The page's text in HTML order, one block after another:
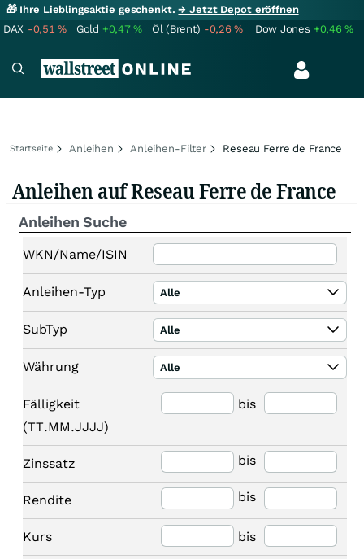
🎁 Ihre Lieblingsaktie geschenkt.→ Jetzt Depot eröffnen
DAX -0,51% Gold +0,47% Öl (Brent) -0,26% Dow Jones +0,46%
Startseite Anleihen Anleihen-Filter Reseau Ferre de France
Anleihen auf Reseau Ferre de France
Anleihen Suche
WKN/Name/ISIN
Anleihen-Typ Alle
SubTyp Alle
Währung Alle
Fälligkeit
(TT.MM.JJJJ)
bis
Zinssatz bis
Rendite bis
Kurs bis